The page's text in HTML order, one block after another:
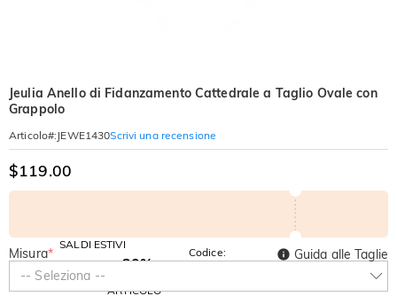
Jeulia Anello di Fidanzamento Cattedrale a Taglio Ovale con
Grappolo
Articolo#: JEWE1430Scrivi una recensione
$119.00
SALDI ESTIVI
-10%
SU TUTTO
-30%
ARTICOLO
Codice:
SUMMER
Misura*
-- Seleziona --
Guida alle Taglie